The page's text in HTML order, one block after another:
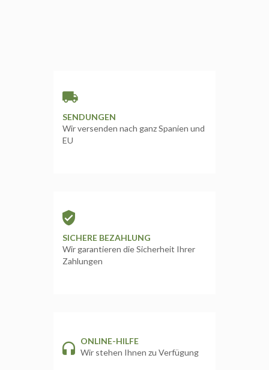
SENDUNGEN
Wir versenden nach ganz Spanien und
EU
SICHERE BEZAHLUNG
Wir garantieren die Sicherheit Ihrer
Zahlungen
ONLINE-HILFE
Wir stehen Ihnen zu Verfügung